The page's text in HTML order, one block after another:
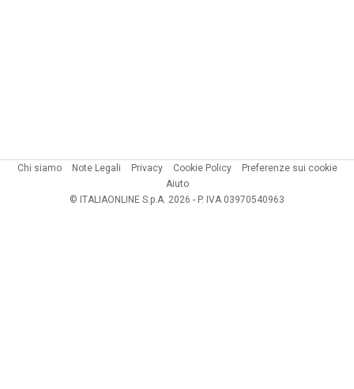
Chi siamo Note Legali Privacy Cookie Policy
Preferenze sui cookie
Aiuto
© ITALIAONLINE S.p.A. 2026 - P. IVA 03970540963